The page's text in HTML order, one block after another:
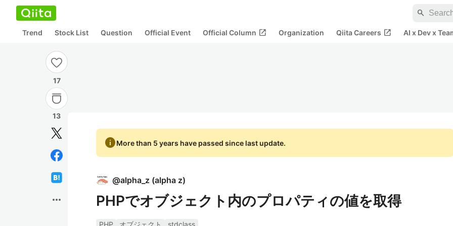
search
Trend Stock List Question Official Event Official Column open_in_new Organization Qiita Careers open_in_new AI x Dev x
17
13
more_horiz
infoMore than 5 years have passed since last update.
@alpha_z (alpha z)
PHPでオブジェクト内のプロパティの値を取得
PHP オブジェクト
stdclass